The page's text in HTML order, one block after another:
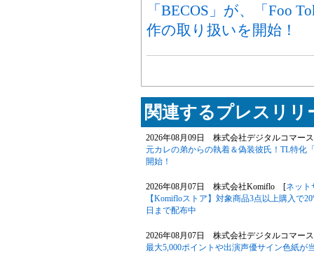
「BECOS」が、「Foo
作の取り扱いを開始！
関連するプレスリリ
2026年08月09日 株式会社デジタルコマー
元カレの弟からの執着＆偽装彼氏！TL特化
開始！
2026年08月07日 株式会社Komiflo [ネット
【Komifloストア】対象商品3点以上購入で
日まで配布中
2026年08月07日 株式会社デジタルコマー
最大5,000ポイントや出演声優サイン色紙